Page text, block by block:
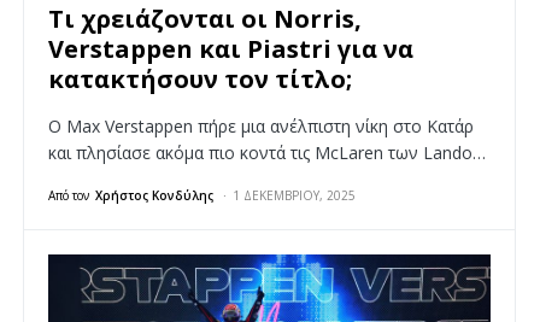
Τι χρειάζονται οι Norris,
Verstappen και Piastri για να
κατακτήσουν τον τίτλο;
O Max Verstappen πήρε μια ανέλπιστη νίκη στο Κατάρ
και πλησίασε ακόμα πιο κοντά τις McLaren των Lando…
Από τον Χρήστος Κονδύλης 1 ΔΕΚΕΜΒΡΊΟΥ, 2025